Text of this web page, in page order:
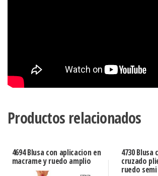
Productos relacionados
4694 Blusa con aplicacion en
macrame y ruedo amplio
4730 Blusa
cruzado
ruedo